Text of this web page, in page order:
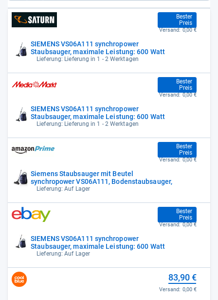
SIEMENS VS06A111 synchropower
Staubsauger, maximale Leistung: 600 Watt
Lieferung: Lieferung in 1 - 2 Werktagen
Bester
Preis
82,99 €
Versand: 0,00 €
SIEMENS VS06A111 synchropower
Staubsauger, maximale Leistung: 600 Watt
Lieferung: Lieferung in 1 - 2 Werktagen
Bester
Preis
82,99 €
Versand: 0,00 €
Siemens Staubsauger mit Beutel
synchropower VS06A111, Bodenstaubsauger,
Lieferung: Auf Lager
Bester
Preis
82,99 €
Versand: 0,00 €
SIEMENS VS06A111 synchropower
Staubsauger, maximale Leistung: 600 Watt
Lieferung: Auf Lager
Bester
Preis
82,99 €
Versand: 0,00 €
83,90 €
Versand: 0,00 €